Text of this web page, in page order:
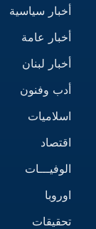
أخبار سياسية
أخبار عامة
أخبار لبنان
أدب وفنون
اسلاميات
اقتصاد
الوفيـــات
اوروبا
تحقيقات